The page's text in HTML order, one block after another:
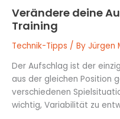
Verändere deine
Training
Technik-Tipps / By Jürgen
Der Aufschlag ist der
aus der gleichen Position
verschiedenen
wichtig, Variabilität zu